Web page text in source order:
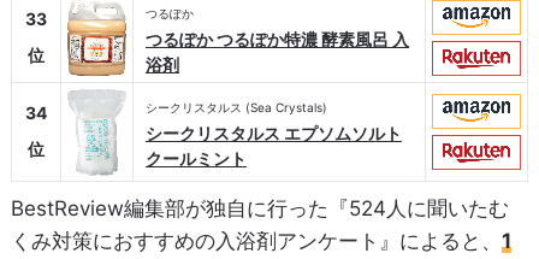
33
位
つるぽか
つるぽか つるぽか特濃 酵素風呂 入
浴剤
34
位
シークリスタルス (Sea Crystals)
シークリスタルス エプソムソルト
クールミント
BestReview編集部が独自に行った『524人に聞いたむ
くみ対策におすすめの入浴剤アンケート』によると、 1